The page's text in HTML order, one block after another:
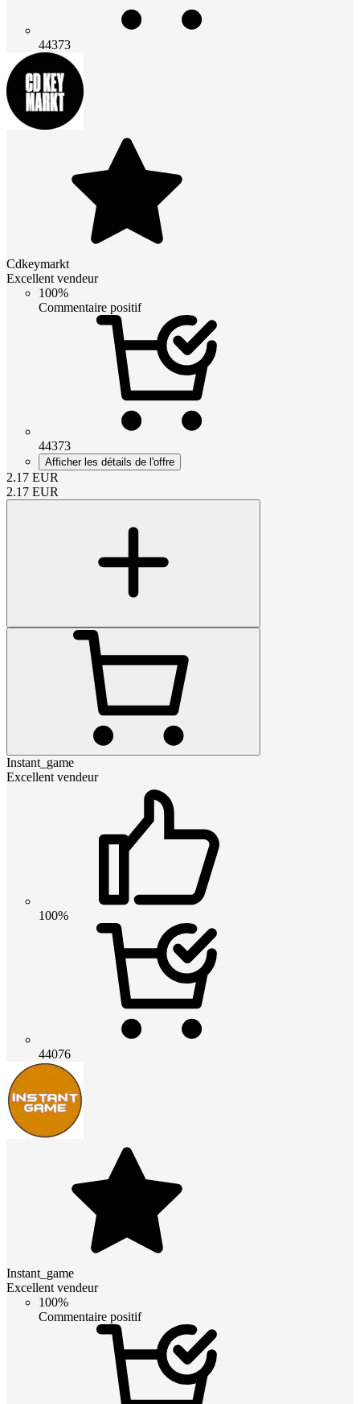
44373
Cdkeymarkt
Excellent vendeur
100%
Commentaire positif
44373
Afficher les détails de l'offre
2.17 EUR
2.17 EUR
Instant_game
Excellent vendeur
100%
44076
Instant_game
Excellent vendeur
100%
Commentaire positif